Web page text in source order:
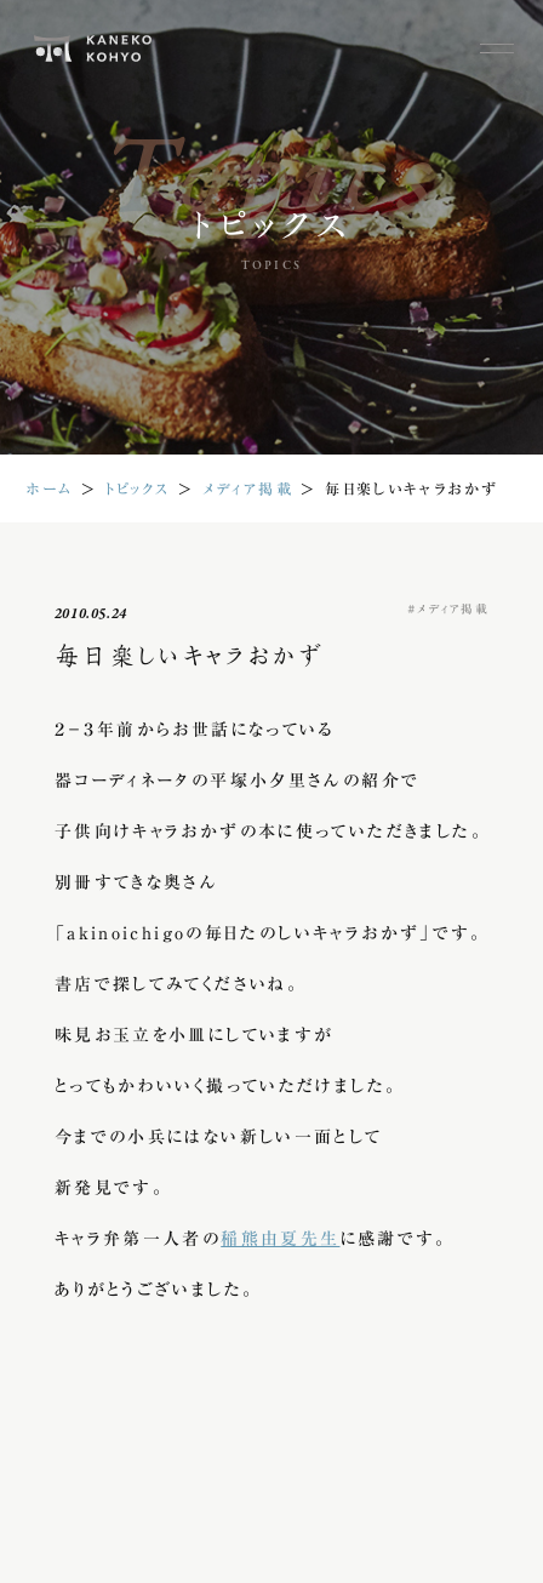
Topics
トピックス
TOPICS
ホーム ＞ トピックス ＞ メディア掲載 ＞ 毎日楽しいキャラおかず
2010.05.24 メディア掲載
毎日楽しいキャラおかず
２－３年前からお世話になっている
器コーディネータの平塚小夕里さんの紹介で
子供向けキャラおかずの本に使っていただきました。
別冊すてきな奥さん
「akinoichigoの毎日たのしいキャラおかず」です。
書店で探してみてくださいね。
味見お玉立を小皿にしていますが
とってもかわいいく撮っていただけました。
今までの小兵にはない新しい一面として
新発見です。
キャラ弁第一人者の稲熊由夏先生 に感謝です。
ありがとうございました。